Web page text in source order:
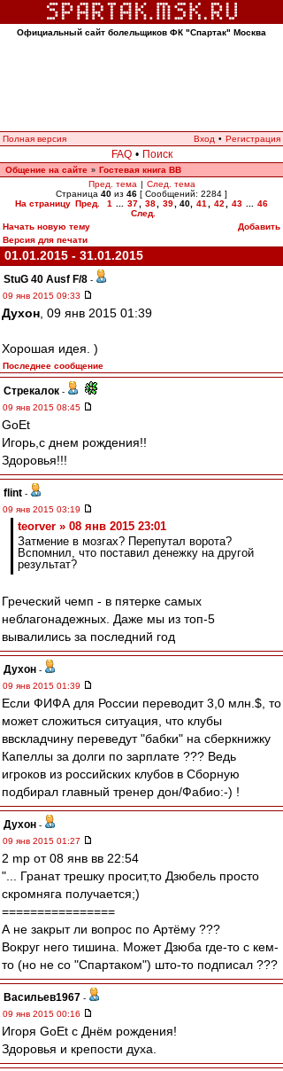
Официальный сайт болельщиков ФК "Спартак" Москва
Полная версия Вход • Регистрация
FAQ • Поиск
Общение на сайте » Гостевая книга ВВ
Пред. тема | След. тема
Страница 40 из 46 [ Сообщений: 2284 ]
На страницу Пред. 1 37 38 39 40 41 42 43
46
След.
Начать новую тему
Добавить
Версия для печати
01.01.2015 - 31.01.2015
StuG 40 Ausf F/8 -
09 янв 2015 09:33
Духон , 09 янв 2015 01:39
Хорошая идея. )
Последнее сообщение
Стрекалок -
09 янв 2015 08:45
GoEt
Игорь,с днем рождения!!
Здоровья!!!
flint -
09 янв 2015 03:19
teorver » 08 янв 2015 23:01
Затмение в мозгах? Перепутал ворота?
Вспомнил, что поставил денежку на другой
результат?
Греческий чемп - в пятерке самых
неблагонадежных. Даже мы из топ-5
вывалились за последний год
Духон -
09 янв 2015 01:39
Если ФИФА для России переводит 3,0 млн.$, то
может сложиться ситуация, что клубы
ввскладчину переведут "бабки" на сберкнижку
Капеллы за долги по зарплате ??? Ведь
игроков из российских клубов в Сборную
подбирал главный тренер дон/Фабио:-) !
Духон -
09 янв 2015 01:27
2 mp от 08 янв вв 22:54
"... Гранат трешку просит,то Дзюбель просто
скромняга получается;)
================
А не закрыт ли вопрос по Артёму ???
Вокруг него тишина. Может Дзюба где-то с кем-
то (но не со "Спартаком") што-то подписал ???
Васильев1967 -
09 янв 2015 00:16
Игоря GoEt с Днём рождения!
Здоровья и крепости духа.